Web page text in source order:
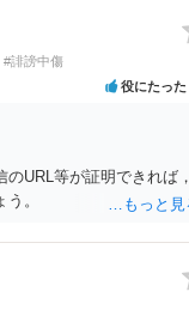
#誹謗中傷
役にたった
URL等が証明できれば，
。